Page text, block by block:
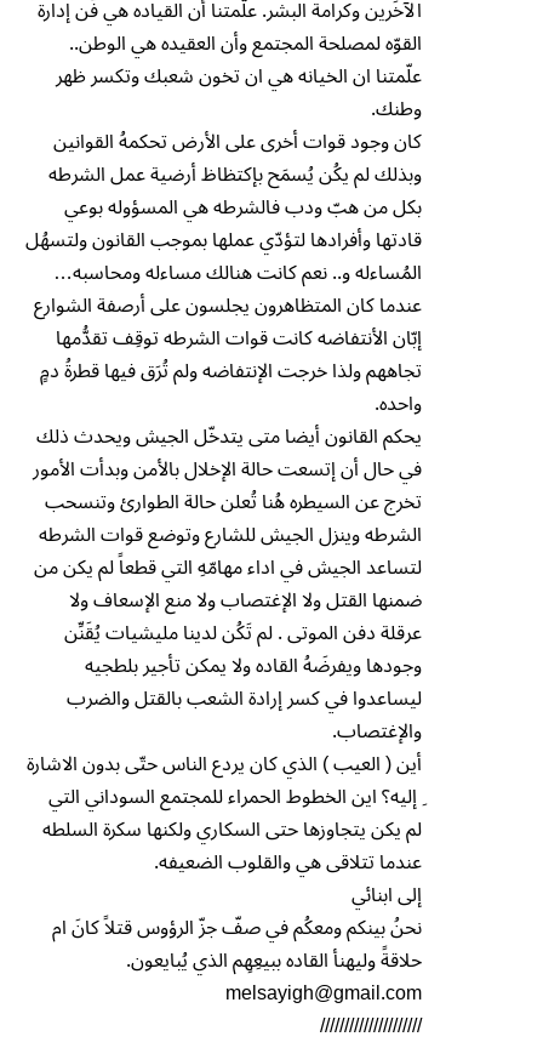
الآخَرين وكرامة البشر. علّمتنا أن القياده هي فَن إدارة
القوّه لمصلحة المجتمع وأن العقيده هي الوطن..
علّمتنا ان الخيانه هي ان تخون شعبك وتكسر ظهر
وطنك.
كان وجود قوات أخرى على الأرض تحكمهُ القوانين
وبذلك لم يكُن يُسمَح بإكتظاظ أرضية عمل الشرطه
بكل من هبّ ودب فالشرطه هي المسؤوله بوعي
قادتها وأفرادها لتؤدّي عملها بموجب القانون ولتسهُل
المُساءله و.. نعم كانت هنالك مساءله ومحاسبه…
عندما كان المتظاهرون يجلسون على أرصفة الشوارع
إبّان الأنتفاضه كانت قوات الشرطه توقِف تقدُّمها
تجاههم ولذا خرجت الإنتفاضه ولم تُرَق فيها قطرةُ دمٍ
واحده.
يحكم القانون أيضا متى يتدخّل الجيش ويحدث ذلك
في حال أن إتسعت حالة الإخلال بالأمن وبدأت الأمور
تخرج عن السيطره هُنا تُعلن حالة الطوارئ وتنسحب
الشرطه وينزل الجيش للشارع وتوضع قوات الشرطه
لتساعد الجيش في اداء مهامّهِ التي قطعاً لم يكن من
ضمنها القتل ولا الإغتصاب ولا منع الإسعاف ولا
عرقلة دفن الموتى . لم تَكُن لدينا مليشيات يُقَنِّن
وجودها ويفرضَهُ القاده ولا يمكن تأجير بلطجيه
ليساعدوا في كسر إرادة الشعب بالقتل والضرب
والإغتصاب.
أين ( العيب ) الذي كان يردع الناس حتّى بدون الاشارة
ِ إليه؟ اين الخطوط الحمراء للمجتمع السوداني التي
لم يكن يتجاوزها حتى السكاري ولكنها سكرة السلطه
عندما تتلاقى هي والقلوب الضعيفه.
إلى ابنائي
نحنُ بينكم ومعكُم في صفّ جزّ الرؤوس قتلاً كانَ ام
حلاقةً وليهنأ القاده ببيعِهِم الذي يُبايعون.
melsayigh@gmail.com
/////////////////////